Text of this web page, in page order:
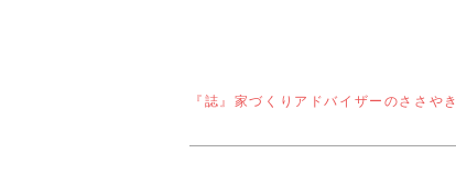
『誌』家づくりアドバイザーのささやき